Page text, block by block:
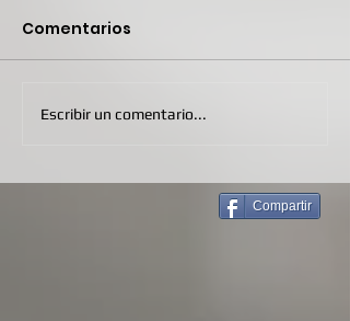
Comentarios
Escribir un comentario...
Compartir